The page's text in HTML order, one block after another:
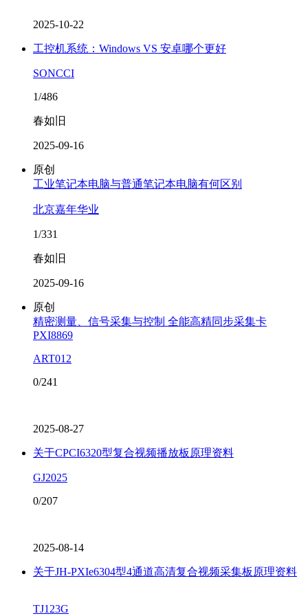
2025-10-22
工控机系统：Windows VS 安卓哪个更好
SONCCI
1/486
春如旧
2025-09-16
原创
工业笔记本电脑与普通笔记本电脑有何区别
北京嘉年华业
1/331
春如旧
2025-09-16
原创
精密测量、信号采集与控制 全能高精同步采集卡
PXI8869
ART012
0/241
2025-08-27
关于CPCI6320型复合视频播放板原理资料
GJ2025
0/207
2025-08-14
关于JH-PXIe6304型4通道高清复合视频采集板原理资料
TJ123G